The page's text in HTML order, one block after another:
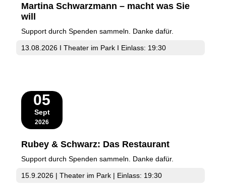
Martina Schwarzmann – macht was Sie
will
Support durch Spenden sammeln. Danke dafür.
13.08.2026 I Theater im Park I Einlass: 19:30
05
Sept
2026
Rubey & Schwarz: Das Restaurant
Support durch Spenden sammeln. Danke dafür.
15.9.2026 | Theater im Park | Einlass: 19:30